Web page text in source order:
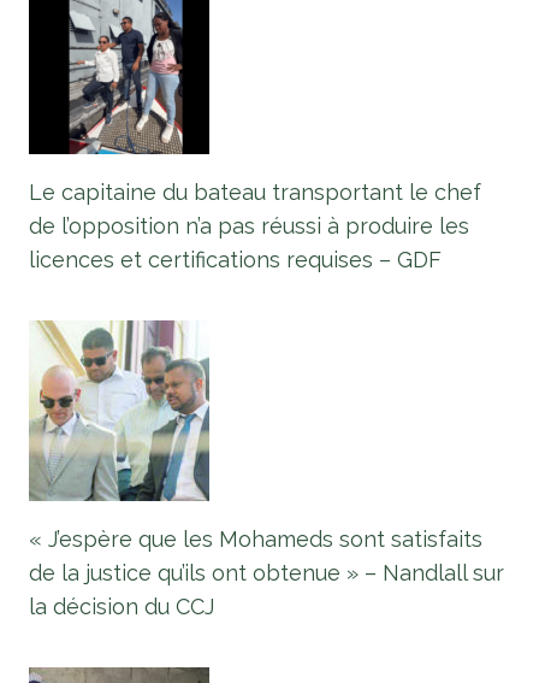
Le capitaine du bateau transportant le chef
de l’opposition n’a pas réussi à produire les
licences et certifications requises – GDF
« J’espère que les Mohameds sont satisfaits
de la justice qu’ils ont obtenue » – Nandlall sur
la décision du CCJ